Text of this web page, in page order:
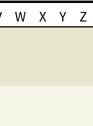
W X Y Z